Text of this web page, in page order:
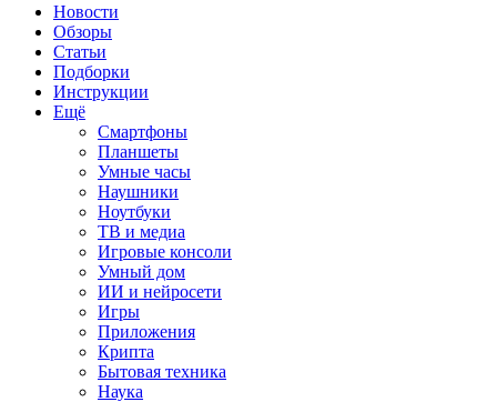
Новости
Обзоры
Статьи
Подборки
Инструкции
Ещё
Смартфоны
Планшеты
Умные часы
Наушники
Ноутбуки
ТВ и медиа
Игровые консоли
Умный дом
ИИ и нейросети
Игры
Приложения
Крипта
Бытовая техника
Наука